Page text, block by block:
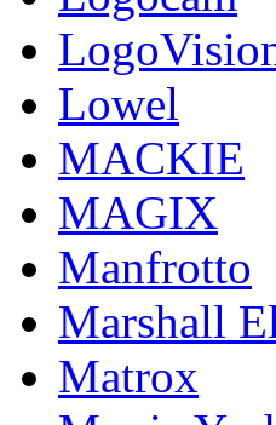
Lowel
MACKIE
MAGIX
Manfrotto
Marshall
Matrox